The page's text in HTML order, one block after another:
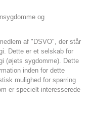
og
af "DSVO", der står
Dette er et selskab for
(øjets sygdomme). Dette
inden for dette
mulighed for sparring
er specielt interesserede